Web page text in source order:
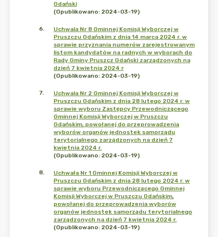
Gdański
(Opublikowano: 2024-03-19)
6.
Uchwala Nr 8 Gminnej Komisji Wyborczej w
Pruszczu Gdańskim z dnia 14 marca 2024 r. w
sprawie przyznania numerów zarejestrowanym
listom kandydatów na radnych w wyborach do
Rady Gminy Pruszcz Gdański zarządzonych na
dzień 7 kwietnia 2024 r
(Opublikowano: 2024-03-19)
7.
Uchwala Nr 2 Gminnej Komisji Wyborczej w
Pruszczu Gdańskim z dnia 28 lutego 2024 r. w
sprawie wyboru Zastępcy Przewodniczącego
Gminnej Komisji Wyborczej w Pruszczu
Gdańskim, powołanej do przeprowadzenia
wyborów organów jednostek samorządu
terytorialnego zarządzonych na dzień 7
kwietnia 2024 r.
(Opublikowano: 2024-03-19)
8.
Uchwała Nr 1 Gminnej Komisji Wyborczej w
Pruszczu Gdańskim z dnia 28 lutego 2024 r. w
sprawie wyboru Przewodniczącego Gminnej
Komisji Wyborczej w Pruszczu Gdańskim,
powołanej do przeprowadzenia wyborów
organów jednostek samorządu terytorialnego
zarządzonych na dzień 7 kwietnia 2024 r.
(Opublikowano: 2024-03-19)